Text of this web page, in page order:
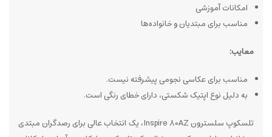
امکانات آموزشی
مناسب برای مبتدیان و خانواده‌ها
معایب:
مناسب برای عکاسی نجومی پیشرفته نیست.
به دلیل نوع اپتیک شکستی، دارای خطای رنگی است.
تلسکوپ سلسترون Inspire 80AZ، یک انتخاب عالی برای رصدگران مبتدی